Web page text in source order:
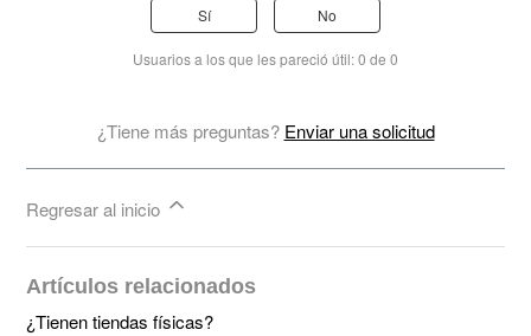
Sí No
Usuarios a los que les pareció útil: 0 de 0
¿Tiene más preguntas? Enviar una solicitud
Regresar al inicio
Artículos relacionados
¿Tienen tiendas físicas?